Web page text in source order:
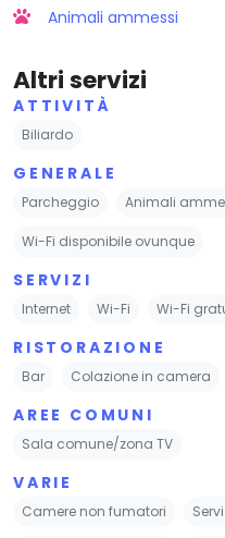
Animali ammessi
Altri servizi
ATTIVITÀ
Biliardo
GENERALE
Parcheggio Animali
Wi-Fi disponibile ovunque
SERVIZI
Internet Wi-Fi Wi-Fi
RISTORAZIONE
Bar Colazione in camera
AREE COMUNI
Sala comune/zona TV
VARIE
Camere non fumatori